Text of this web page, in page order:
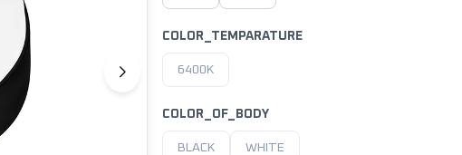
COLOR_TEMPARATURE
6400K
COLOR_OF_BODY
BLACK WHITE